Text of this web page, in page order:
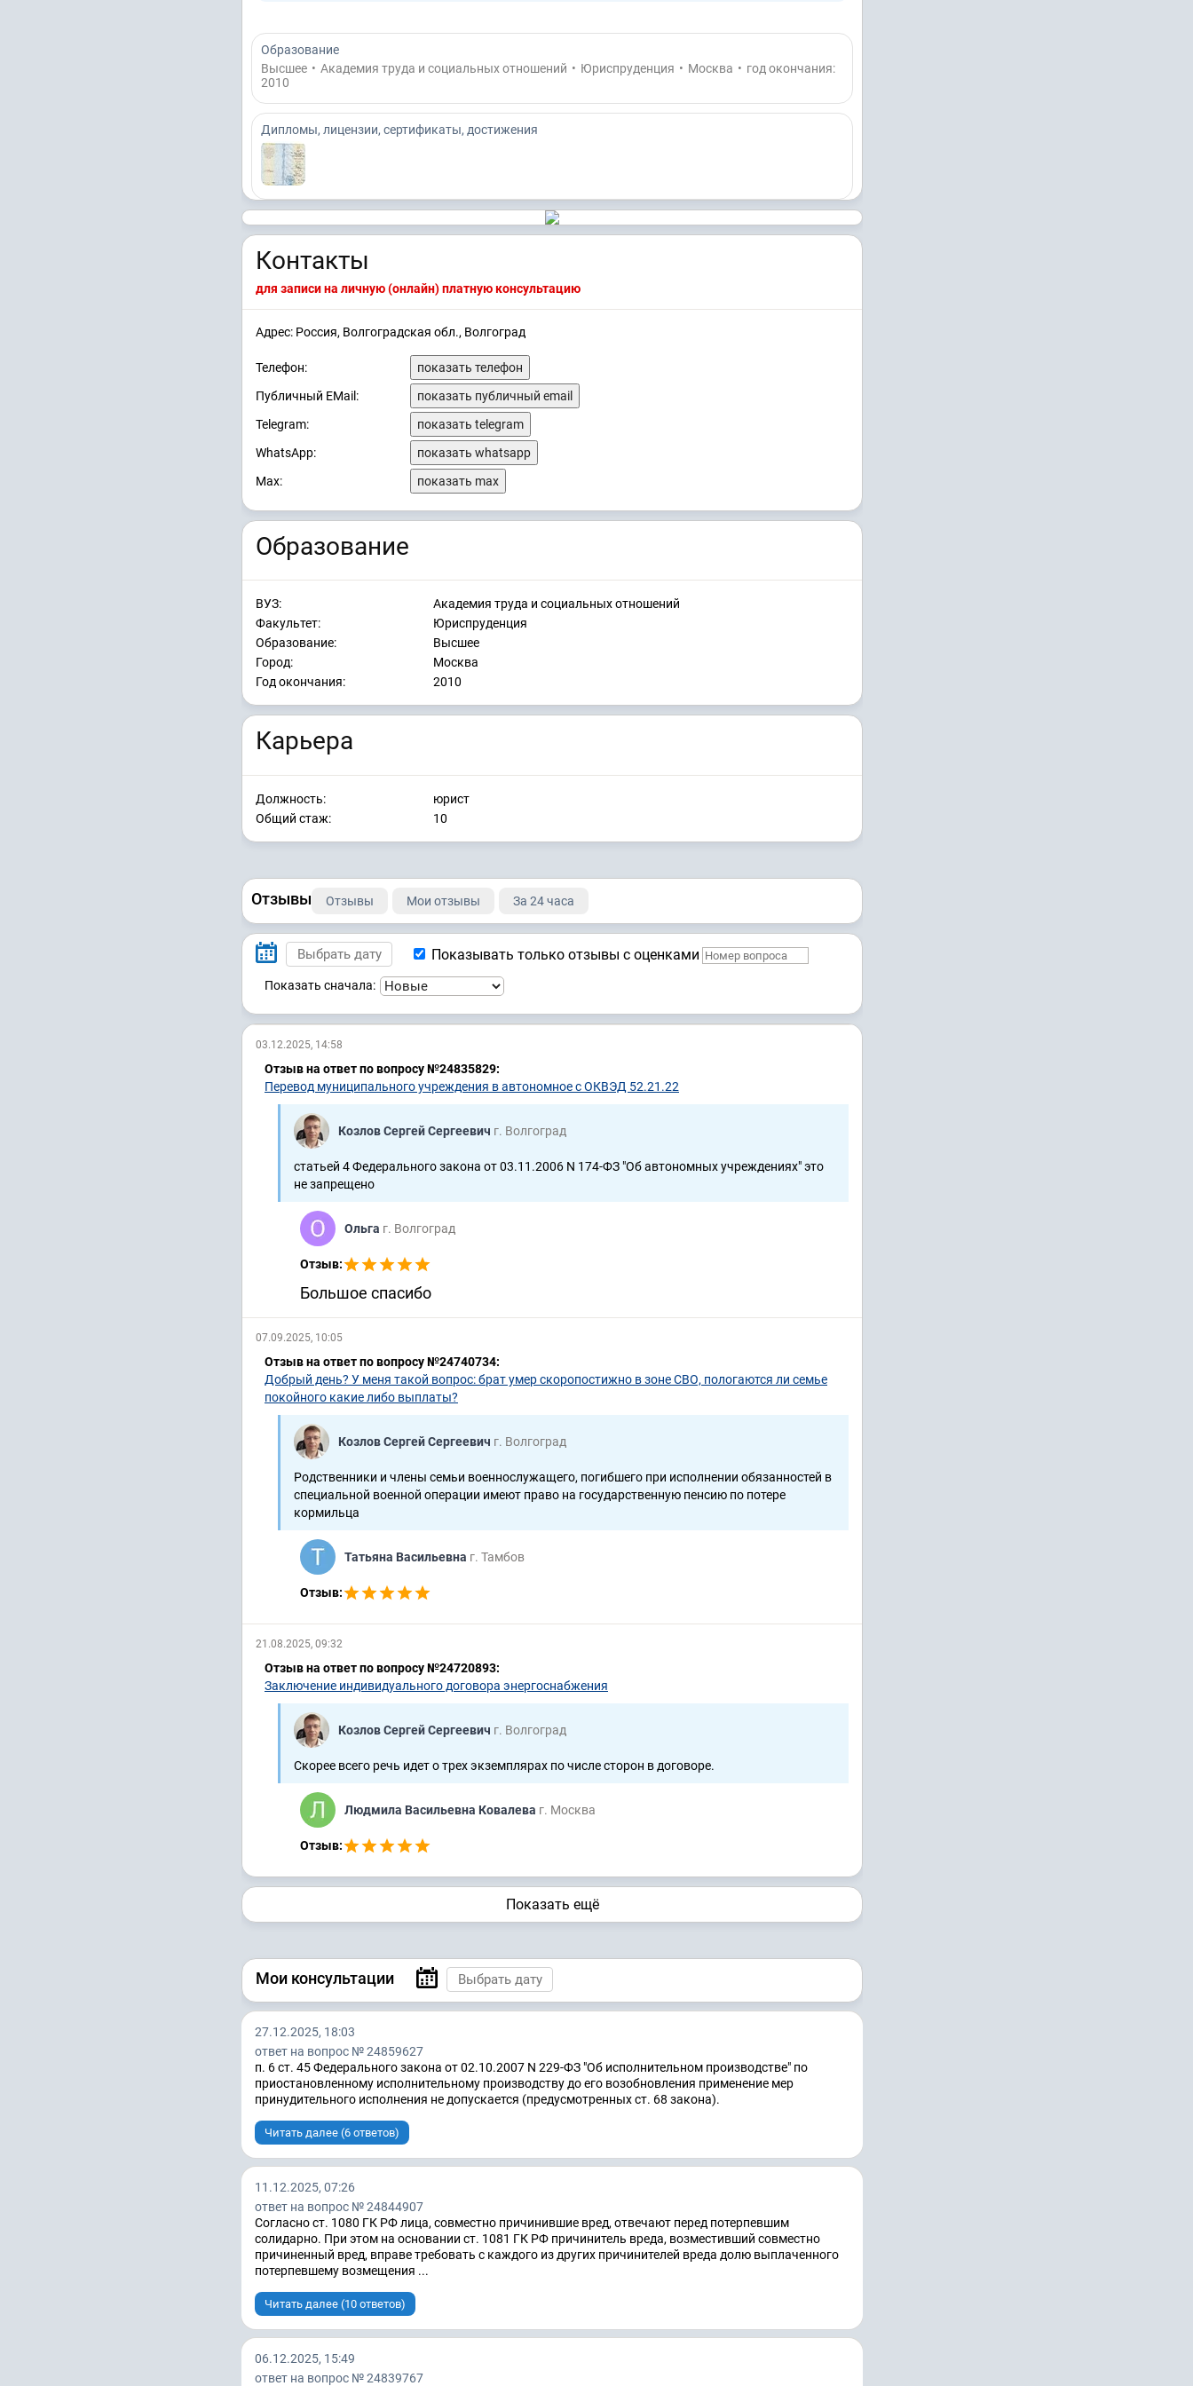
Образование
Высшее • Академия труда и социальных отношений • Юриспруденция • Москва • год окончания:
2010
Дипломы, лицензии, сертификаты, достижения
Контакты
для записи на личную (онлайн) платную консультацию
Адрес: Россия, Волгоградская обл., Волгоград
Телефон:
показать телефон
Публичный EMail:
показать публичный email
Telegram:
показать telegram
WhatsApp:
показать whatsapp
Max:
показать max
Образование
ВУЗ:
Академия труда и социальных отношений
Факультет:
Юриспруденция
Образование:
Высшее
Город:
Москва
Год окончания:
2010
Карьера
Должность:
юрист
Общий стаж:
10
Отзывы Отзывы Мои отзывы За 24 часа
Показывать только отзывы с оценками
Показать сначала:
03.12.2025, 14:58
Отзыв на ответ по вопросу №24835829:
Перевод муниципального учреждения в автономное с ОКВЭД 52.21.22
Козлов Сергей Сергеевич г. Волгоград
статьей 4 Федерального закона от 03.11.2006 N 174-ФЗ "Об автономных учреждениях" это
не запрещено
Ольга г. Волгоград
Отзыв:
Большое спасибо
07.09.2025, 10:05
Отзыв на ответ по вопросу №24740734:
Добрый день? У меня такой вопрос: брат умер скоропостижно в зоне СВО, пологаются ли семье
покойного какие либо выплаты?
Козлов Сергей Сергеевич г. Волгоград
Родственники и члены семьи военнослужащего, погибшего при исполнении обязанностей в
специальной военной операции имеют право на государственную пенсию по потере
кормильца
Татьяна Васильевна г. Тамбов
Отзыв:
21.08.2025, 09:32
Отзыв на ответ по вопросу №24720893:
Заключение индивидуального договора энергоснабжения
Козлов Сергей Сергеевич г. Волгоград
Скорее всего речь идет о трех экземплярах по числе сторон в договоре.
Людмила Васильевна Ковалева г. Москва
Отзыв:
Показать ещё
Мои консультации
27.12.2025, 18:03
ответ на вопрос № 24859627
п. 6 ст. 45 Федерального закона от 02.10.2007 N 229-ФЗ "Об исполнительном производстве" по
приостановленному исполнительному производству до его возобновления применение мер
принудительного исполнения не допускается (предусмотренных ст. 68 закона).
Читать далее (6 ответов)
11.12.2025, 07:26
ответ на вопрос № 24844907
Согласно ст. 1080 ГК РФ лица, совместно причинившие вред, отвечают перед потерпевшим
солидарно. При этом на основании ст. 1081 ГК РФ причинитель вреда, возместивший совместно
причиненный вред, вправе требовать с каждого из других причинителей вреда долю выплаченного
потерпевшему возмещения ...
Читать далее (10 ответов)
06.12.2025, 15:49
ответ на вопрос № 24839767